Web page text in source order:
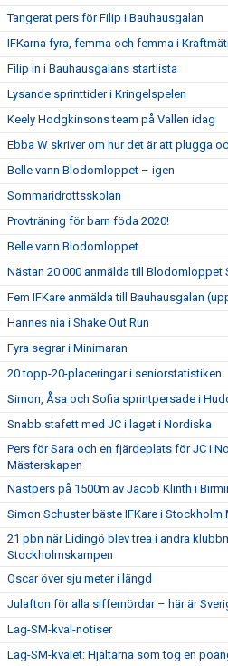
Tangerat pers för Filip i Bauhausgalan
IFKarna fyra, femma och femma i
Filip in i Bauhausgalans startlista
Lysande sprinttider i Kringelspelen
Keely Hodgkinsons team på Vallen idag
Ebba W skriver om hur det är att plugga
Belle vann Blodomloppet – igen
Sommaridrottsskolan
Provträning för barn föda 2020!
Belle vann Blodomloppet
Nästan 20 000 anmälda till Blodomloppet
Fem IFKare anmälda till Bauhausgalan
Hannes nia i Shake Out Run
Fyra segrar i Minimaran
20 topp-20-placeringar i seniorstatistiken
Simon, Åsa och Sofia sprintpersade i
Snabb stafett med JC i laget i Nordiska
Pers för Sara och en fjärdeplats för JC i
Mästerskapen
Nästpers på 1500m av Jacob Klinth i
Simon Schuster bäste IFKare i Stockholm
21 pbn när Lidingö blev trea i andra
Stockholmskampen
Oscar över sju meter i längd
Julafton för alla siffernördar – här är
Lag-SM-kval-notiser
Lag-SM-kvalet: Hjältarna som tog en